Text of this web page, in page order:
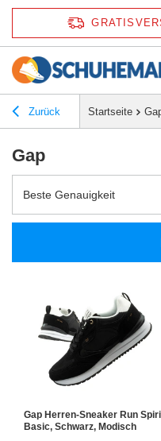
Zurück Startseite
Gap
Beste Genauigkeit
Gap Herren-Sneaker Run
Basic, Schwarz, Modisch